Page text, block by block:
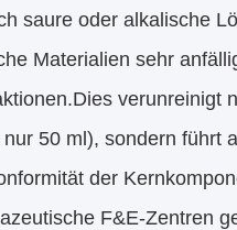
saure oder alkalische
Materialien sehr
verunreinigt
50 ml), sondern führt
der
F&E-Zentren